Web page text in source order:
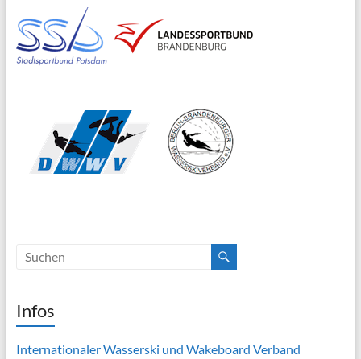
Infos
Internationaler Wasserski und Wakeboard Verband